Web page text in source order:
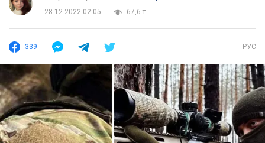
28.12.2022 02:05
67,6 т.
339 РУС